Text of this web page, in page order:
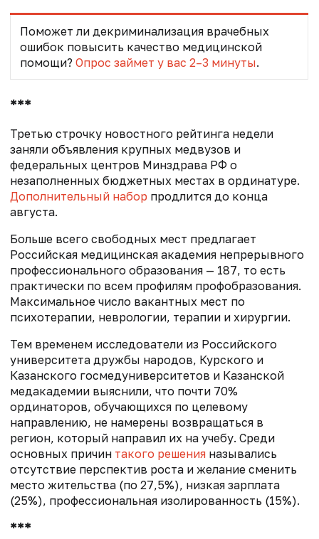
Поможет ли декриминализация врачебных
ошибок повысить качество медицинской
помощи? Опрос займет у вас 2–3 минуты.
***
Третью строчку новостного рейтинга недели
заняли объявления крупных медвузов и
федеральных центров Минздрава РФ о
незаполненных бюджетных местах в ординатуре.
Дополнительный набор продлится до конца
августа.
Больше всего свободных мест предлагает
Российская медицинская академия непрерывного
профессионального образования — 187, то есть
практически по всем профилям профобразования.
Максимальное число вакантных мест по
психотерапии, неврологии, терапии и хирургии.
Тем временем исследователи из Российского
университета дружбы народов, Курского и
Казанского госмедуниверситетов и Казанской
медакадемии выяснили, что почти 70%
ординаторов, обучающихся по целевому
направлению, не намерены возвращаться в
регион, который направил их на учебу. Среди
основных причин такого решения назывались
отсутствие перспектив роста и желание сменить
место жительства (по 27,5%), низкая зарплата
(25%), профессиональная изолированность (15%).
***